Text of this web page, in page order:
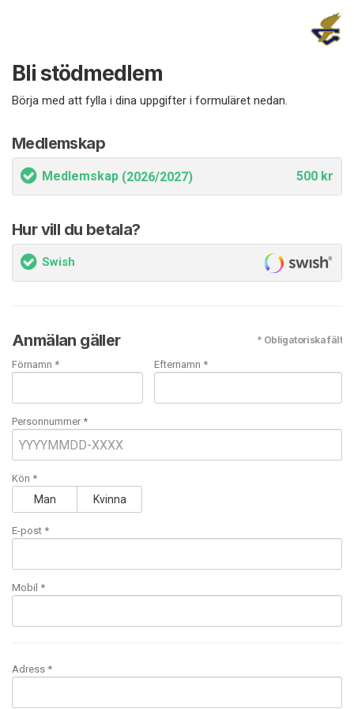
Bli stödmedlem
Börja med att fylla i dina uppgifter i formuläret nedan.
Medlemskap
Medlemskap (2026/2027) 500 kr
Hur vill du betala?
Swish
Anmälan gäller * Obligatoriska fält
Förnamn * Efternamn *
Personnummer *
Kön *
Man Kvinna
E-post *
Mobil *
Adress *